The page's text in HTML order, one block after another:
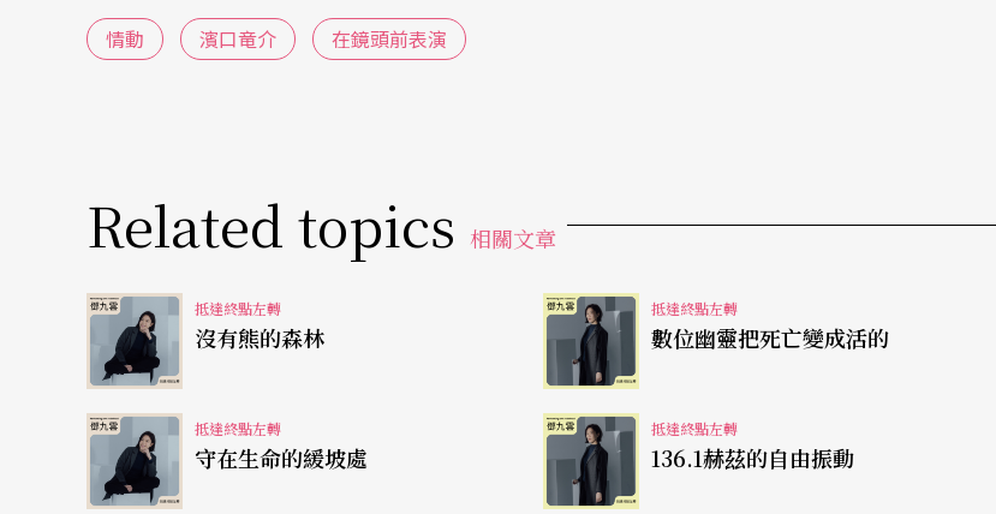
之記得情緒不是我們該苦苦追逐的目標，情動才是——影響施與受的雙向道。
8個人為單位，圍成一個圓對坐，請他們寫下生命中一件真實發生對你意義重大的事件，但不能
寫到任何情緒或暴露出情緒的線索。在大大小小的工作坊實驗後，我發現這個環節是最困難的，
很多人不知道如何跳過情緒去描述記憶，有些人寫的事件時間軸拉得很長，有些人的敘述視角破
碎。所以在遊戲開始之間，我必須一一檢視過這些事件，做適度的修改釐清才能開始。
我在白板上寫下7種情緒：喜悅、滿足、悲傷、恐懼、驚訝、羨慕、憤怒，請每個人選擇一個最
接近當下自己事件的情緒。然後開始一一輪流，我讀出當事者的事件，計時5分鐘，其他人問當
情動 濱口竜介 在鏡頭前表演
Related topics 相關文章
抵達終點左轉
沒有熊的森林
抵達終點左轉
數位幽靈把死亡變成活的
抵達終點左轉
守在生命的緩坡處
抵達終點左轉
136.1赫茲的自由振動